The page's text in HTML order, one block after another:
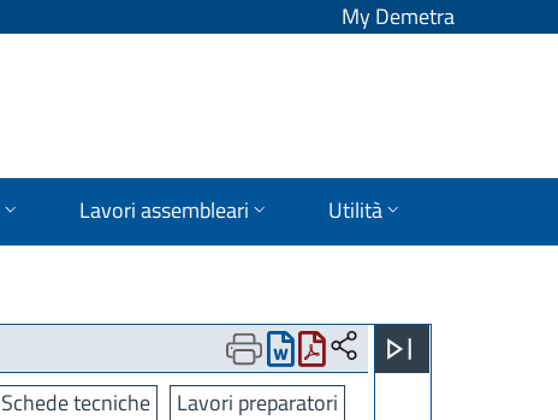
My Demetra
Lavori assembleari Utilità
Schede tecniche Lavori preparatori